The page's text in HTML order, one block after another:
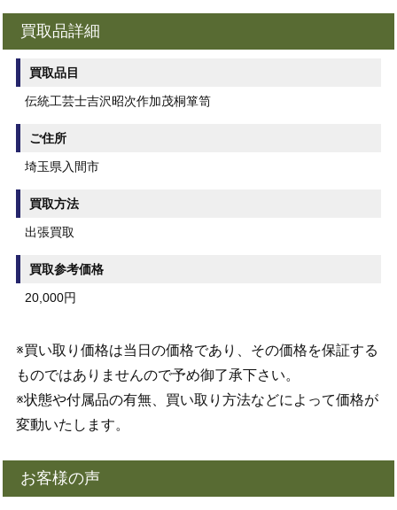
買取品詳細
買取品目
伝統工芸士吉沢昭次作加茂桐箪笥
ご住所
埼玉県入間市
買取方法
出張買取
買取参考価格
20,000円
※買い取り価格は当日の価格であり、その価格を保証する
ものではありませんので予め御了承下さい。
※状態や付属品の有無、買い取り方法などによって価格が
変動いたします。
お客様の声